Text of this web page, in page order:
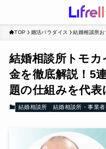
TOP 婚活パラダイス 結婚相談所
結婚相談所トモ
金を徹底解説！5
題の仕組みを代
結婚相談所 結婚相談所・事業